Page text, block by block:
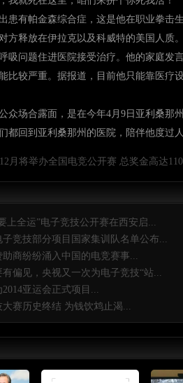
患有帕金森综合症，这是他在职业拳
方释放在伊拉克以及科威特的美国人质
吸问题住进医院接受治疗。他的家庭发
比较严重。据报道，目前他只能靠医疗
众场合露面，是在今年4月9日亚利桑那
都回到亚利桑那州的医院，陪伴他度过
月将举办全国电竞公开赛 总奖金高达
全运”电子竞技公开赛在西安启...
竞技部分项目国家集训队名单公布...
商纷纷涌入中国的电竞赛事...
偏见，央视又一次为电子竞技“站...
亚运会正式项目...
赛历史终结 为钱饮鸩止渴...